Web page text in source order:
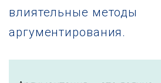
влиятельные методы
аргументирования.